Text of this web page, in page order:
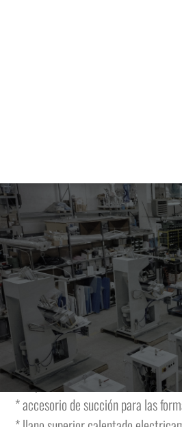
346.37
PRENSA CON DOBLE CABEZA
Máquina electroneumática para
formas inferiores y una superior
giratorio con descenso vertical.
La máquina tiene las siguientes
completa de:
* accesorio de succión para las